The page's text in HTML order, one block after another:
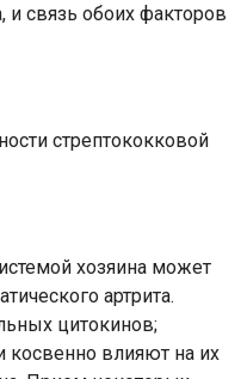
и связь обоих факторов
стрептококковой
хозяина может
артрита.
цитокинов;
косвенно влияют на их